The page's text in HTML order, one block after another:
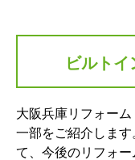
ビルトイ
大阪兵庫リフォー
一部をご紹介しま
て、今後のリフォー